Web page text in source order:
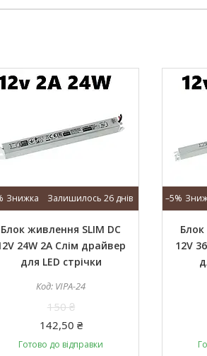
Залишилось 26 днів
Блок живлення SLIM DC
24W 2А Слім драйвер
для LED стрічки
VIPA-24
150 ₴
142,50 ₴
Готово до відправки
–5%
Блок
12V